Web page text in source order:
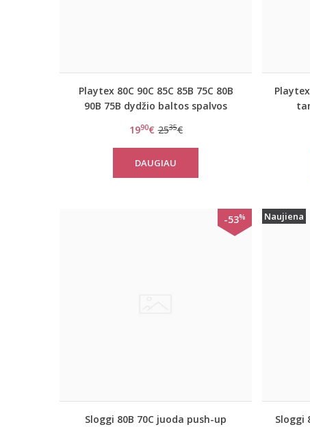
Playtex 80C 90C 85C 85B 75C 80B
90B 75B dydžio baltos spalvos
1990€ 2535€
DAUGIAU
-53%
Sloggi 80B 70C juoda push-up
Naujiena
Sloggi